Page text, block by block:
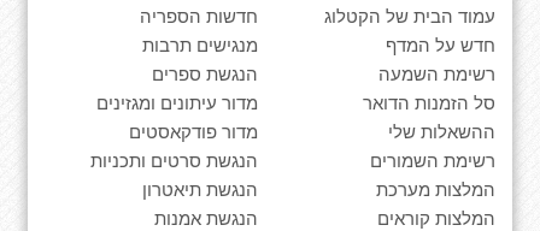
עמוד הבית של הקטלוג
חדש על המדף
רשימת השמעה
סל הזמנות הדואר
ההשאלות שלי
רשימת השמורים
המלצות מערכת
המלצות קוראים
חדשות הספריה
מנגישים תרבות
הנגשת ספרים
מדור עיתונים ומגזינים
מדור פודקאסטים
הנגשת סרטים ותכניות
הנגשת תיאטרון
הנגשת אמנות